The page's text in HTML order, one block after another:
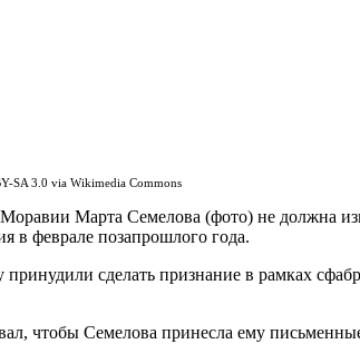
SA 3.0 via Wikimedia Commons
Марта Семелова (фото) не должна
в феврале позапрошлого года.
сделать признание в рамках
чтобы Семелова принесла ему